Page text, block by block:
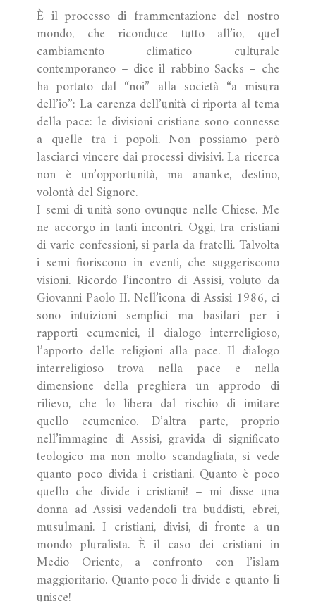
È il processo di frammentazione del nostro
mondo, che riconduce tutto all’io, quel
cambiamento climatico culturale
contemporaneo – dice il rabbino Sacks – che
ha portato dal “noi” alla società “a misura
dell’io”: La carenza dell’unità ci riporta al tema
della pace: le divisioni cristiane sono connesse
a quelle tra i popoli. Non possiamo però
lasciarci vincere dai processi divisivi. La ricerca
non è un’opportunità, ma ananke, destino,
volontà del Signore.
I semi di unità sono ovunque nelle Chiese. Me
ne accorgo in tanti incontri. Oggi, tra cristiani
di varie confessioni, si parla da fratelli. Talvolta
i semi fioriscono in eventi, che suggeriscono
visioni. Ricordo l’incontro di Assisi, voluto da
Giovanni Paolo II. Nell’icona di Assisi 1986, ci
sono intuizioni semplici ma basilari per i
rapporti ecumenici, il dialogo interreligioso,
l’apporto delle religioni alla pace. Il dialogo
interreligioso trova nella pace e nella
dimensione della preghiera un approdo di
rilievo, che lo libera dal rischio di imitare
quello ecumenico. D’altra parte, proprio
nell’immagine di Assisi, gravida di significato
teologico ma non molto scandagliata, si vede
quanto poco divida i cristiani. Quanto è poco
quello che divide i cristiani! – mi disse una
donna ad Assisi vedendoli tra buddisti, ebrei,
musulmani. I cristiani, divisi, di fronte a un
mondo pluralista. È il caso dei cristiani in
Medio Oriente, a confronto con l’islam
maggioritario. Quanto poco li divide e quanto li
unisce!